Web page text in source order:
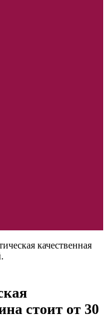
качественная
стоит от 30